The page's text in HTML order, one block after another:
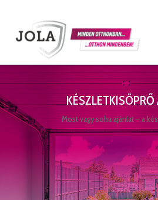
KÉSZLETKISÖPRŐ
Most vagy soha ajánlat – a